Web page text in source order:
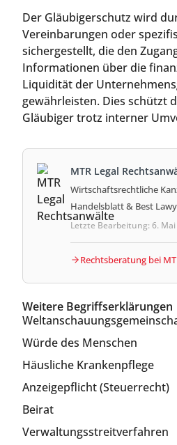
Der Gläubigerschutz wird
Vereinbarungen oder
sichergestellt, die den
Informationen über die
Liquidität der
gewährleisten. Dies schützt
Gläubiger trotz interner
MTR Legal
Wirtschaftsrechtliche
Handelsblatt & Best
Letzte Bearbeitung: 6.
Rechtsberatung bei
Weitere Begriffserklärungen
Würde des Menschen
Häusliche Krankenpflege
Anzeigepflicht (Steuerrecht)
Beirat
Verwaltungsstreitverfahren